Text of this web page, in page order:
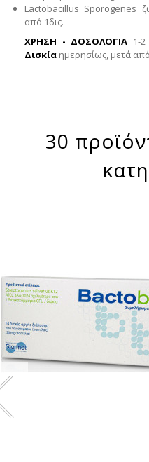
Lactobacillus Sporogenes
από 1δις.
ΧΡΗΣΗ - ΔΟΣΟΛΟΓΙΑ 1-
Δισκία ημερησίως, μετά
30